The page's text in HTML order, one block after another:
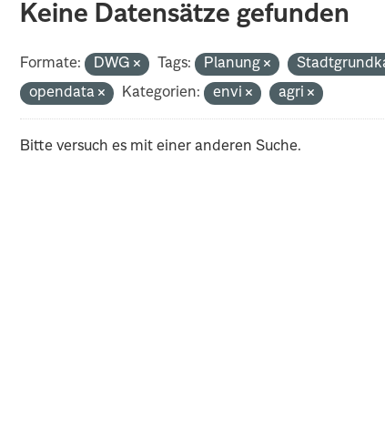
Keine Datensätze gefunden
Formate: DWG Tags: Planung
opendata
Kategorien: envi agri
Bitte versuch es mit einer anderen Suche.